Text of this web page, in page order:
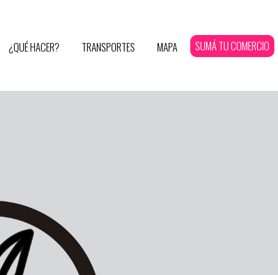
¿QUÉ HACER? TRANSPORTES MAPA SUMÁ TU COMERCIO